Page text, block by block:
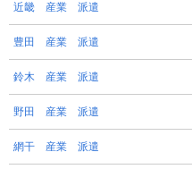
近畿 産業 派遣
豊田 産業 派遣
鈴木 産業 派遣
野田 産業 派遣
網干 産業 派遣